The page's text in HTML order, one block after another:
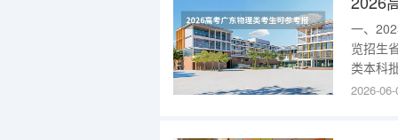
一、
览招生
类本科
制造及
2026-